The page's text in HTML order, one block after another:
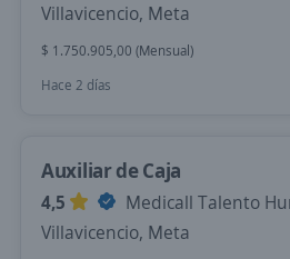
Villavicencio, Meta
$ 1.750.905,00 (Mensual)
Hace 2 días
Auxiliar de Caja
4,5
Medicall Talento
Villavicencio, Meta